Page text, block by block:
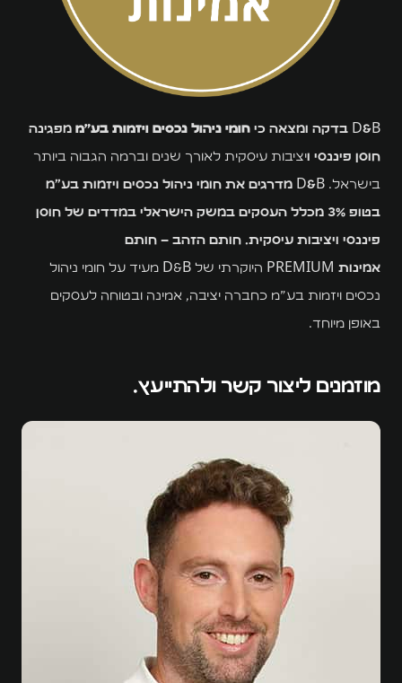
D&B בדקה ומצאה כי חומי ניהול נכסים ויזמות בע״מ מפגינה
חוסן פיננסי ויציבות עיסקית לאורך שנים וברמה הגבוה ביותר
בישראל.
D&B מדרגים את חומי ניהול נכסים ויזמות בע״מ
בטופ 3% מכלל העסקים במשק הישראלי במדדים של חוסן
פיננסי ויציבות עיסקית. חותם הזהב – חותם
אמינות PREMIUM
היוקרתי של D&B מעיד על חומי ניהול
נכסים ויזמות בע״מ כחברה יציבה, אמינה ובטוחה לעסקים
באופן מיוחד.
מוזמנים ליצור קשר ולהתייעץ.